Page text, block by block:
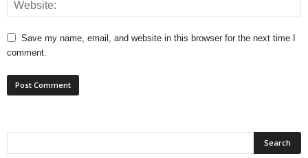
Save my name, email, and website in this browser for the next time I
comment.